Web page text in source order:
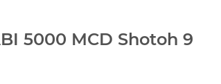
5000 MCD Shotoh 9